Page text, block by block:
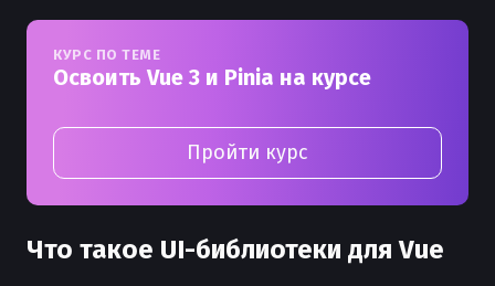
КУРС ПО ТЕМЕ
Освоить Vue 3 и Pinia на курсе
Пройти курс
Что такое UI-библиотеки для Vue